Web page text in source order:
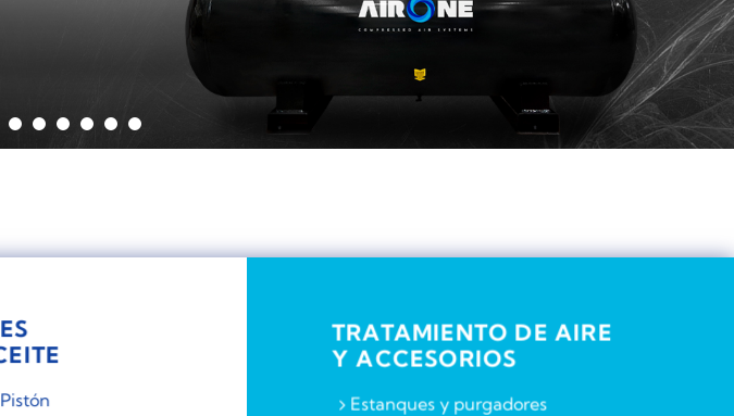
TRATAMIENTO DE AIRE
Y ACCESORIOS
Estanques y purgadores